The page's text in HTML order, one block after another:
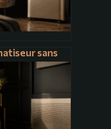
sans
: réelle
ou
illusion de
?